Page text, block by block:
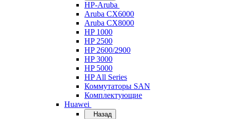
HP-Aruba
Aruba CX6000
Aruba CX8000
HP 1000
HP 2500
HP 2600/2900
HP 3000
HP 5000
HP All Series
Коммутаторы SAN
Комплектующие
Huawei
Назад